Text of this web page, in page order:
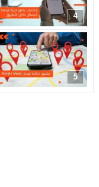
4
5